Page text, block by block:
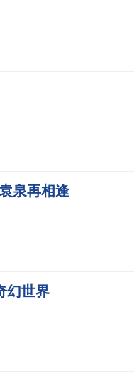
泉再相逢
幻世界